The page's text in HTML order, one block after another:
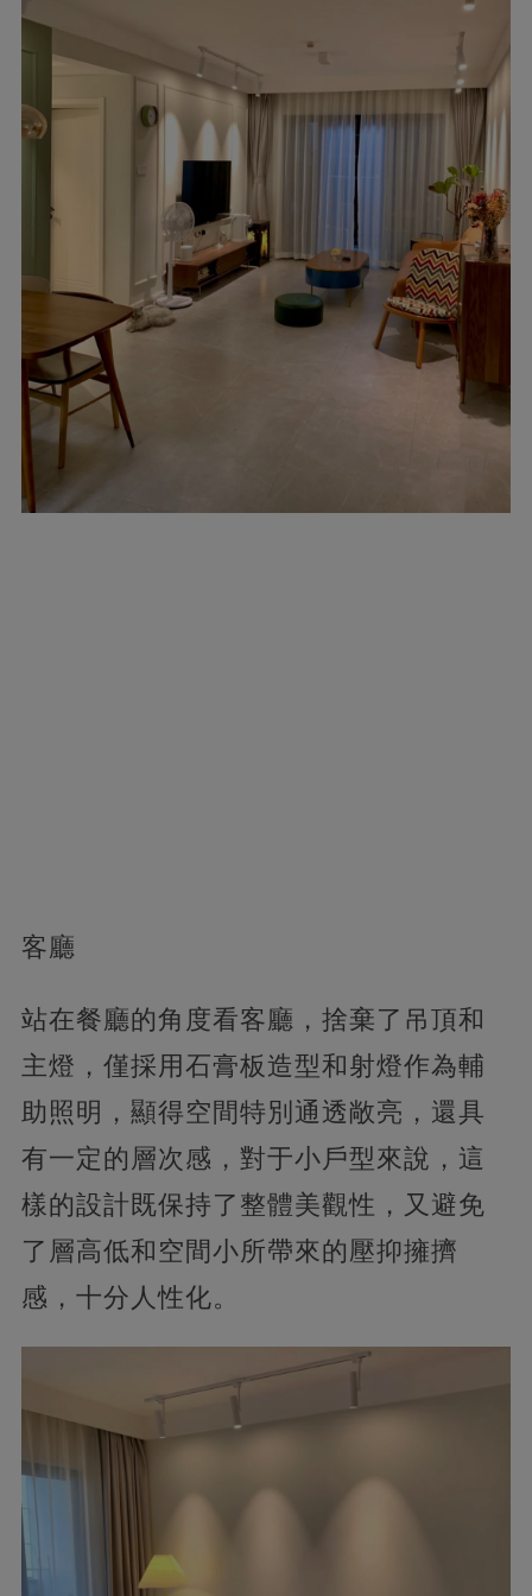
客廳
站在餐廳的角度看客廳，捨棄了吊頂和
主燈，僅採用石膏板造型和射燈作為輔
助照明，顯得空間特別通透敞亮，還具
有一定的層次感，對于小戶型來說，這
樣的設計既保持了整體美觀性，又避免
了層高低和空間小所帶來的壓抑擁擠
感，十分人性化。